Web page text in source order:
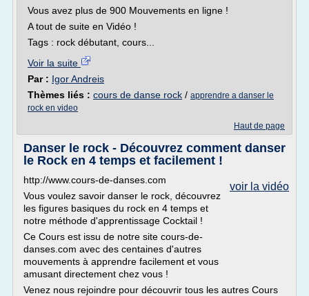
Vous avez plus de 900 Mouvements en ligne !
A tout de suite en Vidéo !
Tags : rock débutant, cours...
Voir la suite
Par : Igor Andreis
Thèmes liés : cours de danse rock / apprendre a danser le
rock en video
Haut de page
Danser le rock - Découvrez comment danser
le Rock en 4 temps et facilement !
voir la vidéo
http://www.cours-de-danses.com
Vous voulez savoir danser le rock, découvrez
les figures basiques du rock en 4 temps et
notre méthode d'apprentissage Cocktail !
Ce Cours est issu de notre site cours-de-
danses.com avec des centaines d'autres
mouvements à apprendre facilement et vous
amusant directement chez vous !
Venez nous rejoindre pour découvrir tous les autres Cours